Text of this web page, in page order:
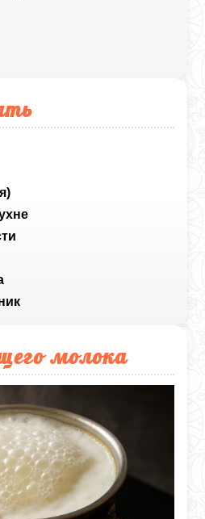
молока